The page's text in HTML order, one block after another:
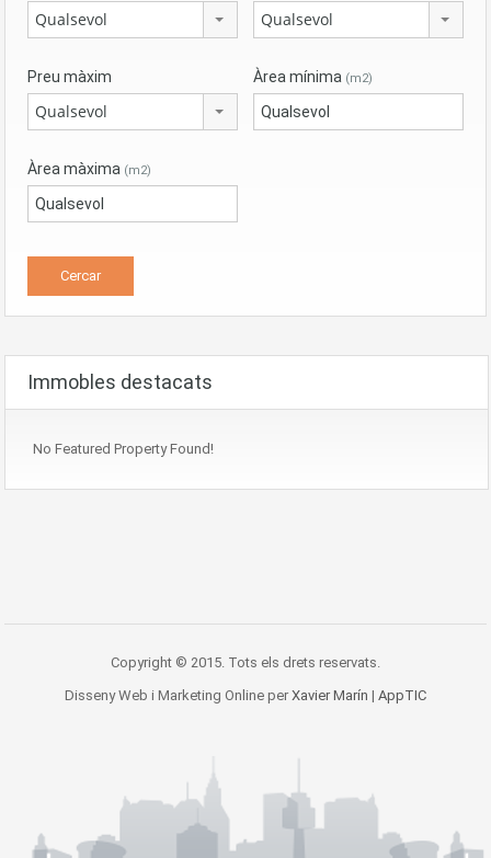
Qualsevol Qualsevol
Preu màxim
Qualsevol
Àrea mínima (m2)
Àrea màxima (m2)
Immobles destacats
No Featured Property Found!
Copyright © 2015. Tots els drets reservats.
Disseny Web i Marketing Online per Xavier Marín | AppTIC